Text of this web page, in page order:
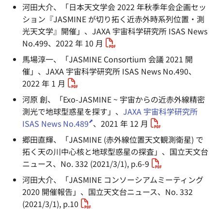
河田大介、「日本天文学会 2022 年秋季年会企画セッ
ション『JASMINE が切り拓く近赤外時系列位置・測
光天文学』開催」、JAXA 宇宙科学研究所 ISAS News
No.499、2022 年 10 月
馬場淳一、「JASMINE Consortium 会議 2021 開
催」、JAXA 宇宙科学研究所 ISAS News No.490、
2022 年 1 月
河原 創、「Exo-JASMINE ~ 宇宙からの近赤外線精密
測光で地球型惑星を探す」、 JAXA 宇宙科学研究所
ISAS News No.489 、2021 年 12 月
郷田直輝、「JASMINE (赤外線位置天文観測衛星) で
拓く天の川中心核と地球型惑星の探査」、国立天文台
ニュース、No. 332 (2021/3/1), p.6-9
河田大介、「JASMINE コンソーシアムミーティング
2020 開催報告」、国立天文台ニュース、No. 332
(2021/3/1), p.10